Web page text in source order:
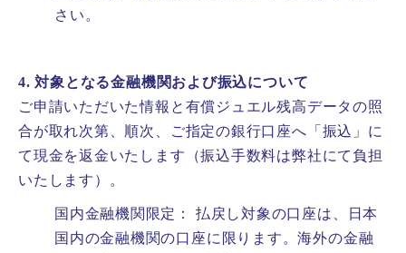
さい。
4. 対象となる金融機関および振込について
ご申請いただいた情報と有償ジュエル残高データの照
合が取れ次第、順次、ご指定の銀行口座へ「振込」に
て現金を返金いたします（振込手数料は弊社にて負担
いたします）。
国内金融機関限定： 払戻し対象の口座は、日本
国内の金融機関の口座に限ります。海外の金融